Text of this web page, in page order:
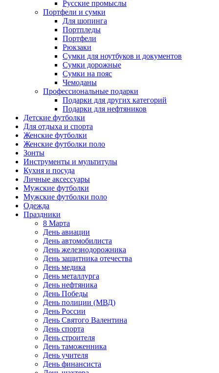
Русские промыслы
Портфели и сумки
Для шопинга
Портпледы
Портфели
Рюкзаки
Сумки для ноутбуков и документов
Сумки дорожные
Сумки на пояс
Чемоданы
Профессиональные подарки
Подарки для других категорий
Подарки для нефтяников
Детские футболки
Для отдыха и спорта
Женские футболки
Женские футболки поло
Зонты
Инструменты и мультитулы
Кухня и посуда
Личные аксессуары
Мужские футболки
Мужские футболки поло
Одежда
Праздники
8 Марта
День авиации
День автомобилиста
День железнодорожника
День защитника отечества
День медика
День металлурга
День нефтяника
День Победы
День полиции (МВД)
День России
День Святого Валентина
День спорта
День строителя
День таможенника
День учителя
День финансиста